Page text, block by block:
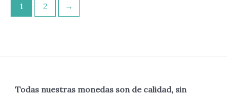
1 2 →
Todas nuestras monedas son de calidad, sin